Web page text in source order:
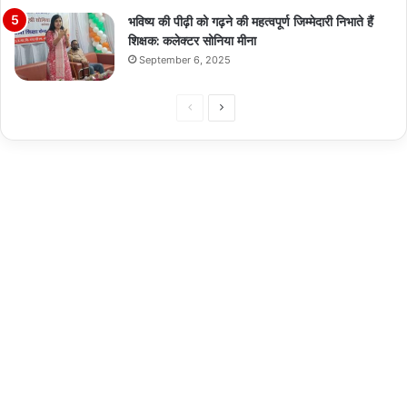
भविष्य की पीढ़ी को गढ़ने की महत्वपूर्ण जिम्मेदारी निभाते हैं
शिक्षक: कलेक्टर सोनिया मीना
September 6, 2025
PreviousNext